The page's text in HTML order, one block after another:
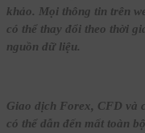
khảo. Mọi thông tin trên
có thể thay đổi theo thời
nguồn dữ liệu.
Giao dịch Forex, CFD và
có thể dẫn đến mất toàn